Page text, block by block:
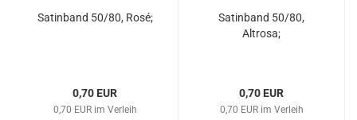
Satinband 50/80, Rosé;
0,70 EUR
0,70 EUR im Verleih
Satinband 50/80,
Altrosa;
0,70 EUR
0,70 EUR im Verleih